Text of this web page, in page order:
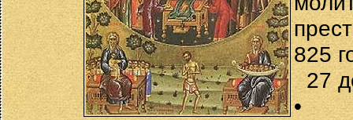
825
27
•